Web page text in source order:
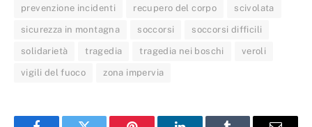
prevenzione incidenti recupero del corpo scivolata
sicurezza in montagna soccorsi soccorsi difficili
solidarietà tragedia tragedia nei boschi veroli
vigili del fuoco zona impervia